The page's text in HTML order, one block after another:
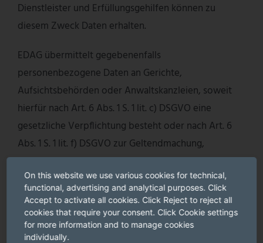
Dienstleister und Erfüllungsgehilfen können zu
diesem Zweck Daten erhalten.
EDAG übermittelt gegebenenfalls
personenbezogene Daten an Gerichte,
Aufsichtsbehörden oder Anwaltskanzleien, soweit
hierfür nach Art. 6 Abs. 1 S. 1 lit. c) DSGVO eine
gesetzliche Verpflichtung besteht oder nach Art. 6
Abs. 1 S. 1 lit. f) DSGVO zur Geltendmachung,
Ausübung oder Verteidigung von Rechtsansprüchen
erforderlich ist und kein Grund zu der Annahme
besteht, dass unsere Geschäftspartner ein
überwiegendes schutzwürdiges Interesse an der
Nichtweitergabe der Daten haben.
On this website we use various cookies for technical,
functional, advertising and analytical purposes. Click
Accept to activate all cookies. Click Reject to reject all
cookies that require your consent. Click Cookie settings
for more information and to manage cookies
individually.